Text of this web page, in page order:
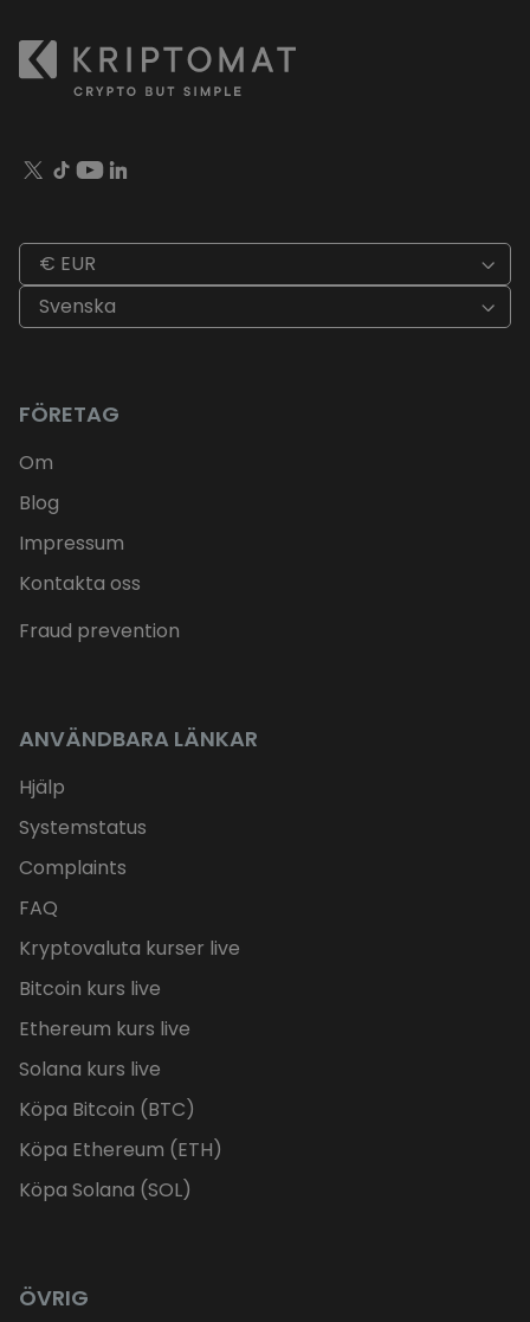
€ EUR
Svenska
FÖRETAG
Om
Blog
Impressum
Kontakta oss
Fraud prevention
ANVÄNDBARA LÄNKAR
Hjälp
Systemstatus
Complaints
FAQ
Kryptovaluta kurser live
Bitcoin kurs live
Ethereum kurs live
Solana kurs live
Köpa Bitcoin (BTC)
Köpa Ethereum (ETH)
Köpa Solana (SOL)
ÖVRIG